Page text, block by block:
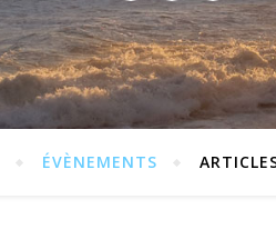
ÉVÈNEMENTS